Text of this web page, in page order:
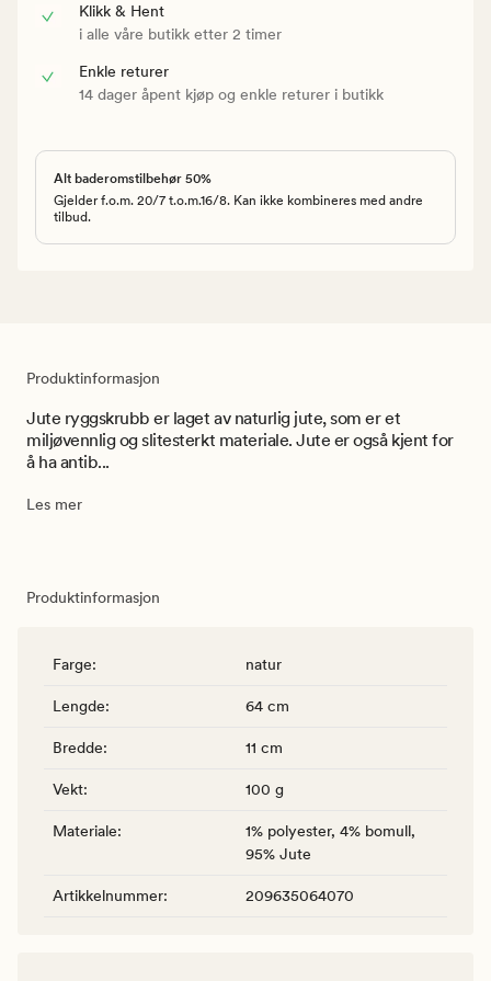
Klikk & Hent
i alle våre butikk etter 2 timer
Enkle returer
14 dager åpent kjøp og enkle returer i butikk
Alt baderomstilbehør 50%
Gjelder f.o.m. 20/7 t.o.m.16/8. Kan ikke kombineres med andre
tilbud.
Produktinformasjon
Jute ryggskrubb er laget av naturlig jute, som er et
miljøvennlig og slitesterkt materiale. Jute er også kjent for
å ha antib...
Les mer
Produktinformasjon
Farge: natur
Lengde: 64 cm
Bredde: 11 cm
Vekt: 100 g
Materiale:
1% polyester, 4% bomull,
95% Jute
Artikkelnummer: 209635064070